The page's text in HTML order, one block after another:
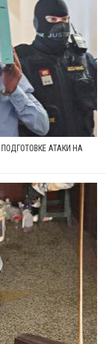
АТАКИ НА